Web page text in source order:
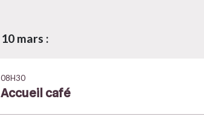
10 mars :
08H30
Accueil café